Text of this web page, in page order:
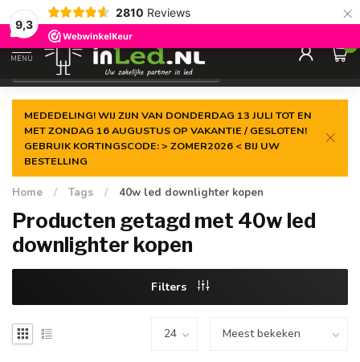
9,3
2810 Reviews ×
Gegarandeerde delaagste prijs
MENU
0
MEDEDELING! WIJ ZIJN VAN DONDERDAG 13 JULI TOT EN
MET ZONDAG 16 AUGUSTUS OP VAKANTIE / GESLOTEN!
GEBRUIK KORTINGSCODE: > ZOMER2026 < BIJ UW
BESTELLING
Home / Tags / 40w led downlighter kopen
Producten getagd met 40w led
downlighter kopen
Filters